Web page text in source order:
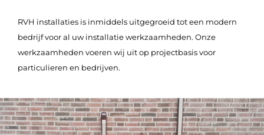
RVH installaties is inmiddels uitgegroeid tot een modern
bedrijf voor al uw installatie werkzaamheden. Onze
werkzaamheden voeren wij uit op projectbasis voor
particulieren en bedrijven.